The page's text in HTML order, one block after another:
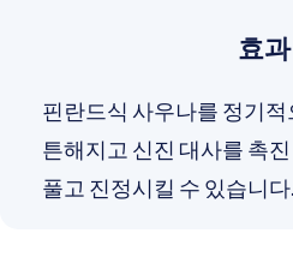
효과
핀란드식 사우나를 정기
튼해지고 신진 대사를 촉
풀고 진정시킬 수 있습니다.